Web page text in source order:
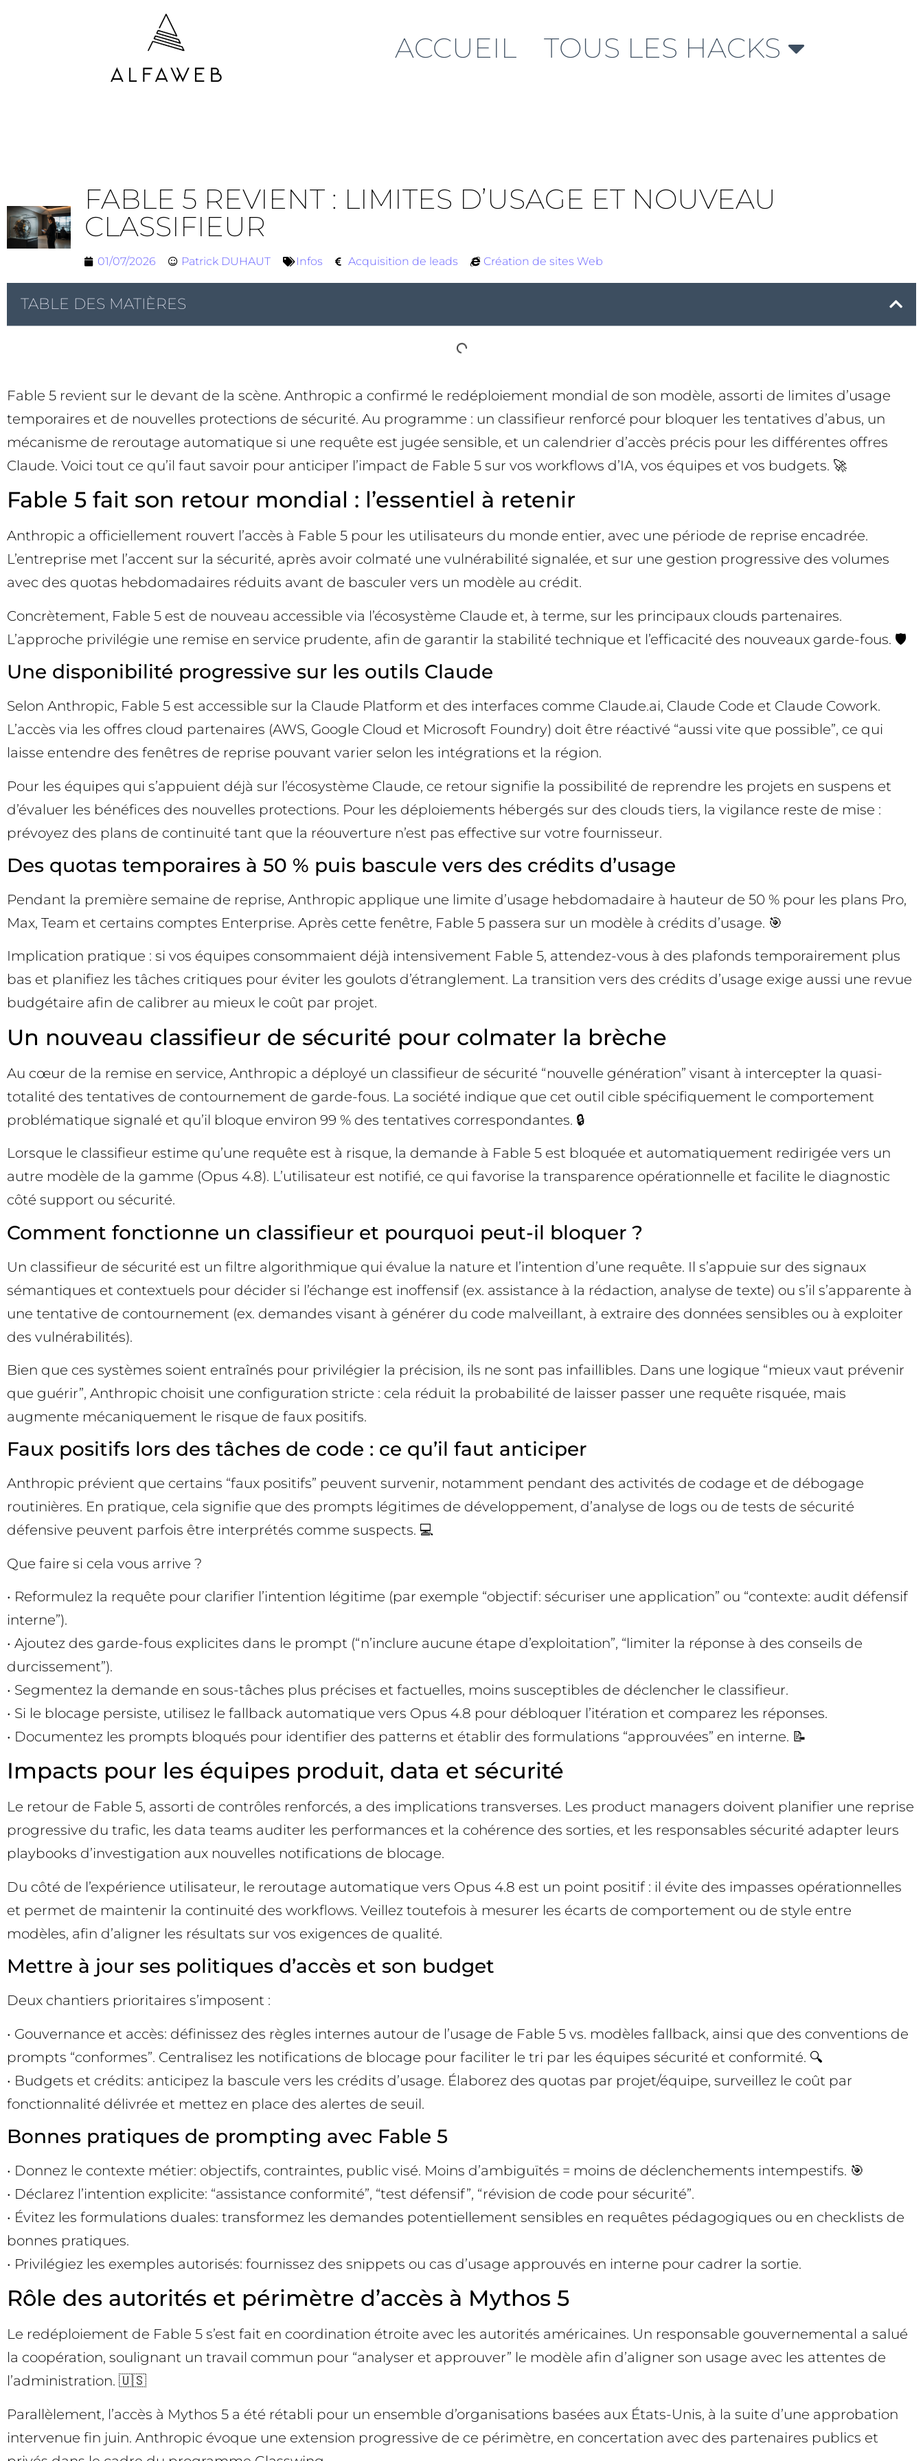
ACCUEIL TOUS LES HACKS
FABLE 5 REVIENT : LIMITES D’USAGE ET NOUVEAU
CLASSIFIEUR
01/07/2026 Patrick DUHAUT Infos Acquisition de leads Création de sites Web
TABLE DES MATIÈRES
Fable 5 revient sur le devant de la scène. Anthropic a confirmé le redéploiement mondial de son modèle, assorti de limites d’usage
temporaires et de nouvelles protections de sécurité. Au programme : un classifieur renforcé pour bloquer les tentatives d’abus, un
mécanisme de reroutage automatique si une requête est jugée sensible, et un calendrier d’accès précis pour les différentes offres
Claude. Voici tout ce qu’il faut savoir pour anticiper l’impact de Fable 5 sur vos workflows d’IA, vos équipes et vos budgets. 🚀
Fable 5 fait son retour mondial : l’essentiel à retenir
Anthropic a officiellement rouvert l’accès à Fable 5 pour les utilisateurs du monde entier, avec une période de reprise encadrée.
L’entreprise met l’accent sur la sécurité, après avoir colmaté une vulnérabilité signalée, et sur une gestion progressive des volumes
avec des quotas hebdomadaires réduits avant de basculer vers un modèle au crédit.
Concrètement, Fable 5 est de nouveau accessible via l’écosystème Claude et, à terme, sur les principaux clouds partenaires.
L’approche privilégie une remise en service prudente, afin de garantir la stabilité technique et l’efficacité des nouveaux garde-fous. 🛡️
Une disponibilité progressive sur les outils Claude
Selon Anthropic, Fable 5 est accessible sur la Claude Platform et des interfaces comme Claude.ai, Claude Code et Claude Cowork.
L’accès via les offres cloud partenaires (AWS, Google Cloud et Microsoft Foundry) doit être réactivé “aussi vite que possible”, ce qui
laisse entendre des fenêtres de reprise pouvant varier selon les intégrations et la région.
Pour les équipes qui s’appuient déjà sur l’écosystème Claude, ce retour signifie la possibilité de reprendre les projets en suspens et
d’évaluer les bénéfices des nouvelles protections. Pour les déploiements hébergés sur des clouds tiers, la vigilance reste de mise :
prévoyez des plans de continuité tant que la réouverture n’est pas effective sur votre fournisseur.
Des quotas temporaires à 50 % puis bascule vers des crédits d’usage
Pendant la première semaine de reprise, Anthropic applique une limite d’usage hebdomadaire à hauteur de 50 % pour les plans Pro,
Max, Team et certains comptes Enterprise. Après cette fenêtre, Fable 5 passera sur un modèle à crédits d’usage. 🎯
Implication pratique : si vos équipes consommaient déjà intensivement Fable 5, attendez-vous à des plafonds temporairement plus
bas et planifiez les tâches critiques pour éviter les goulots d’étranglement. La transition vers des crédits d’usage exige aussi une revue
budgétaire afin de calibrer au mieux le coût par projet.
Un nouveau classifieur de sécurité pour colmater la brèche
Au cœur de la remise en service, Anthropic a déployé un classifieur de sécurité “nouvelle génération” visant à intercepter la quasi-
totalité des tentatives de contournement de garde-fous. La société indique que cet outil cible spécifiquement le comportement
problématique signalé et qu’il bloque environ 99 % des tentatives correspondantes. 🔒
Lorsque le classifieur estime qu’une requête est à risque, la demande à Fable 5 est bloquée et automatiquement redirigée vers un
autre modèle de la gamme (Opus 4.8). L’utilisateur est notifié, ce qui favorise la transparence opérationnelle et facilite le diagnostic
côté support ou sécurité.
Comment fonctionne un classifieur et pourquoi peut-il bloquer ?
Un classifieur de sécurité est un filtre algorithmique qui évalue la nature et l’intention d’une requête. Il s’appuie sur des signaux
sémantiques et contextuels pour décider si l’échange est inoffensif (ex. assistance à la rédaction, analyse de texte) ou s’il s’apparente à
une tentative de contournement (ex. demandes visant à générer du code malveillant, à extraire des données sensibles ou à exploiter
des vulnérabilités).
Bien que ces systèmes soient entraînés pour privilégier la précision, ils ne sont pas infaillibles. Dans une logique “mieux vaut prévenir
que guérir”, Anthropic choisit une configuration stricte : cela réduit la probabilité de laisser passer une requête risquée, mais
augmente mécaniquement le risque de faux positifs.
Faux positifs lors des tâches de code : ce qu’il faut anticiper
Anthropic prévient que certains “faux positifs” peuvent survenir, notamment pendant des activités de codage et de débogage
routinières. En pratique, cela signifie que des prompts légitimes de développement, d’analyse de logs ou de tests de sécurité
défensive peuvent parfois être interprétés comme suspects. 💻
Que faire si cela vous arrive ?
• Reformulez la requête pour clarifier l’intention légitime (par exemple “objectif: sécuriser une application” ou “contexte: audit défensif
interne”).
• Ajoutez des garde-fous explicites dans le prompt (“n’inclure aucune étape d’exploitation”, “limiter la réponse à des conseils de
durcissement”).
• Segmentez la demande en sous-tâches plus précises et factuelles, moins susceptibles de déclencher le classifieur.
• Si le blocage persiste, utilisez le fallback automatique vers Opus 4.8 pour débloquer l’itération et comparez les réponses.
• Documentez les prompts bloqués pour identifier des patterns et établir des formulations “approuvées” en interne. 📝
Impacts pour les équipes produit, data et sécurité
Le retour de Fable 5, assorti de contrôles renforcés, a des implications transverses. Les product managers doivent planifier une reprise
progressive du trafic, les data teams auditer les performances et la cohérence des sorties, et les responsables sécurité adapter leurs
playbooks d’investigation aux nouvelles notifications de blocage.
Du côté de l’expérience utilisateur, le reroutage automatique vers Opus 4.8 est un point positif : il évite des impasses opérationnelles
et permet de maintenir la continuité des workflows. Veillez toutefois à mesurer les écarts de comportement ou de style entre
modèles, afin d’aligner les résultats sur vos exigences de qualité.
Mettre à jour ses politiques d’accès et son budget
Deux chantiers prioritaires s’imposent :
• Gouvernance et accès: définissez des règles internes autour de l’usage de Fable 5 vs. modèles fallback, ainsi que des conventions de
prompts “conformes”. Centralisez les notifications de blocage pour faciliter le tri par les équipes sécurité et conformité. 🔍
• Budgets et crédits: anticipez la bascule vers les crédits d’usage. Élaborez des quotas par projet/équipe, surveillez le coût par
fonctionnalité délivrée et mettez en place des alertes de seuil.
Bonnes pratiques de prompting avec Fable 5
• Donnez le contexte métier: objectifs, contraintes, public visé. Moins d’ambiguïtés = moins de déclenchements intempestifs. 🎯
• Déclarez l’intention explicite: “assistance conformité”, “test défensif”, “révision de code pour sécurité”.
• Évitez les formulations duales: transformez les demandes potentiellement sensibles en requêtes pédagogiques ou en checklists de
bonnes pratiques.
• Privilégiez les exemples autorisés: fournissez des snippets ou cas d’usage approuvés en interne pour cadrer la sortie.
Rôle des autorités et périmètre d’accès à Mythos 5
Le redéploiement de Fable 5 s’est fait en coordination étroite avec les autorités américaines. Un responsable gouvernemental a salué
la coopération, soulignant un travail commun pour “analyser et approuver” le modèle afin d’aligner son usage avec les attentes de
l’administration. 🇺🇸
Parallèlement, l’accès à Mythos 5 a été rétabli pour un ensemble d’organisations basées aux États-Unis, à la suite d’une approbation
intervenue fin juin. Anthropic évoque une extension progressive de ce périmètre, en concertation avec des partenaires publics et